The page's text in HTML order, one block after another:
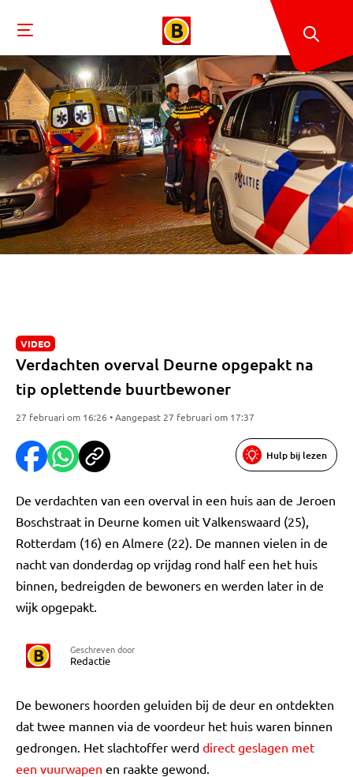
VIDEO
Verdachten overval Deurne opgepakt na
tip oplettende buurtbewoner
27 februari om 16:26 • Aangepast 27 februari om 17:37
Hulp bij lezen
De verdachten van een overval in een huis aan de Jeroen
Boschstraat in Deurne komen uit Valkenswaard (25),
Rotterdam (16) en Almere (22). De mannen vielen in de
nacht van donderdag op vrijdag rond half een het huis
binnen, bedreigden de bewoners en werden later in de
wijk opgepakt.
Geschreven door
Redactie
De bewoners hoorden geluiden bij de deur en ontdekten
dat twee mannen via de voordeur het huis waren binnen
gedrongen. Het slachtoffer werd direct geslagen met
een vuurwapen en raakte gewond.